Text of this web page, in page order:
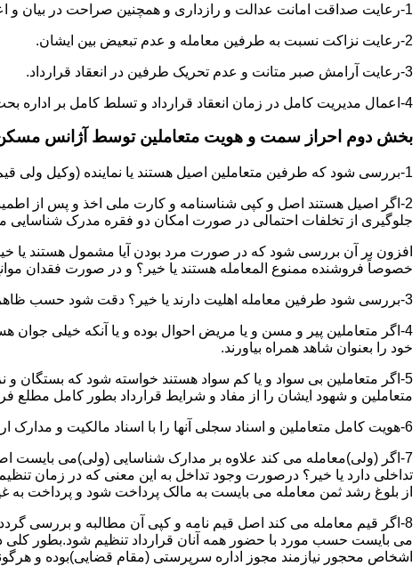
1-رعایت صداقت امانت عدالت و رازداری و همچنین صراحت در بیان و اعتماد به نفس در عمل و گفتار.
2-رعایت نزاکت نسبت به طرفین معامله و عدم تبعیض بین ایشان.
3-رعایت آرامش صبر متانت و عدم تحریک طرفین در انعقاد قرارداد.
4-اعمال مدیریت کامل در زمان انعقاد قرارداد و تسلط کامل بر اداره بحث و مذاکره ضمن هوشیاری و سرعت انتقال بالا.
بخش دوم احراز سمت و هویت متعاملین توسط آژانس
1-بررسی شود که طرفین متعاملین اصیل هستند یا نماینده (وکیل ولی قیم وصی)
2-اگر اصیل هستند اصل و کپی شناسنامه و کارت ملی اخذ و پس از
جلوگیری از تخلفات احتمالی در صورت امکان دو فقره مدرک شناسایی
افزون بر آن بررسی شود که در صورت مرد بودن آیا مشمول هستند یا خیر
خصوصاً فروشنده ممنوع المعامله هستند یا خیر؟ و در صورت فقدان
3-بررسی شود طرفین معامله اهلیت دارند یا خیر؟ دقت شود حسب ظاهر سفیه و مجنون نباشند.
4-اگر متعاملین پیر و مسن و یا مریض احوال بوده و یا آنکه خیلی جوان
خود را بعنوان شاهد همراه بیاورند.
5-اگر متعاملین بی سواد و یا کم سواد هستند خواسته شود که بستگان و
متعاملین و شهود ایشان را از مفاد و شرایط قرارداد بطور کامل مطلع
6-هویت کامل متعاملین و اسناد سجلی آنها را با اسناد مالکیت و مدارک ارائه شده تطبیق نمائید.
7-اگر (ولی)معامله می کند علاوه بر مدارک شناسایی (ولی)می
تداخلی دارد یا خیر؟ درصورت وجود تداخل به این معنی که در زمان
از بلوغ رشد ثمن معامله می بایست به مالک پرداخت شود و پرداخت به
8-اگر قیم معامله می کند اصل قیم نامه و کپی آن مطالبه و بررسی
می بایست حسب مورد با حضور همه آنان قرارداد تنظیم شود.بطور کلی
اشخاص محجور نیازمند مجوز اداره سرپرستی (مقام قضایی)بوده و